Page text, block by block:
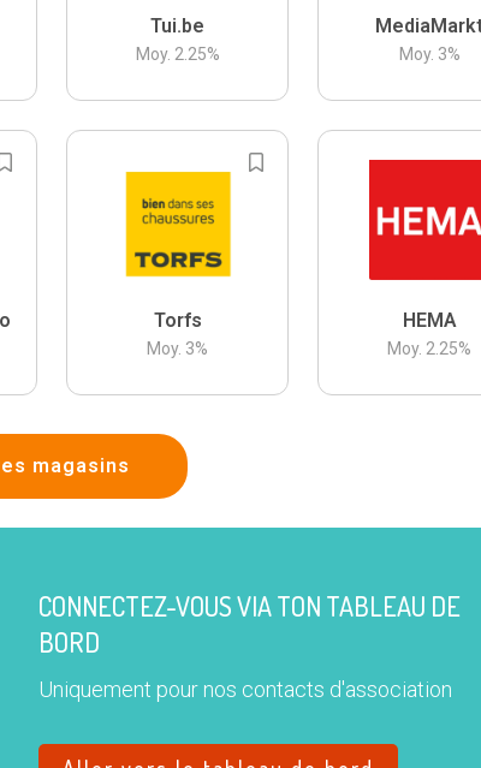
Tui.be
Moy. 2.25% Moy. 3%
Torfs
Moy. 3%
HEMA
Moy. 2.25%
magasins
CONNECTEZ-VOUS VIA TON TABLEAU DE
BORD
Uniquement pour nos contacts d'association